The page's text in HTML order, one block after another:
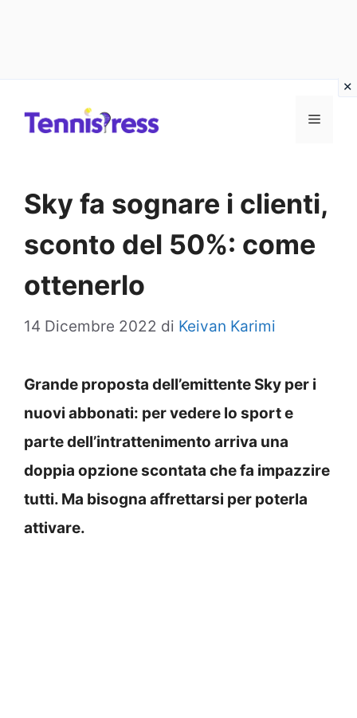
MENU
Sky fa sognare i clienti,
sconto del 50%: come
ottenerlo
14 Dicembre 2022 di Keivan Karimi
Grande proposta dell’emittente Sky per i
nuovi abbonati: per vedere lo sport e
parte dell’intrattenimento arriva una
doppia opzione scontata che fa impazzire
tutti. Ma bisogna affrettarsi per poterla
attivare.